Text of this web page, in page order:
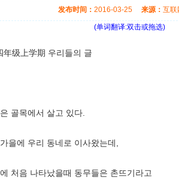
发布时间： 2016-03-25 来源： 互
(单词翻译:双击或拖选)
年级上学期 우리들의 글
골목에서 살고 있다.
을에 우리 동네로 이사왔는데,
처음 나타났을때 동무들은 촌뜨기라고